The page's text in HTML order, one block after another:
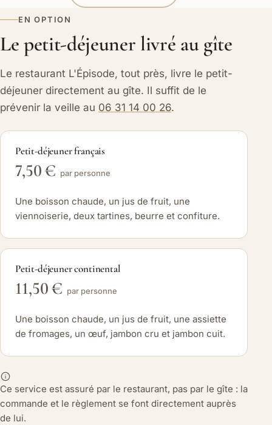
EN OPTION
Le petit-déjeuner livré au gîte
Le restaurant L'Épisode, tout près, livre le petit-
déjeuner directement au gîte. Il suffit de le
prévenir la veille au 06 31 14 00 26.
Petit-déjeuner français
7,50 € par personne
Une boisson chaude, un jus de fruit, une
viennoiserie, deux tartines, beurre et confiture.
Petit-déjeuner continental
11,50 € par personne
Une boisson chaude, un jus de fruit, une assiette
de fromages, un œuf, jambon cru et jambon cuit.
Ce service est assuré par le restaurant, pas par le gîte : la
commande et le règlement se font directement auprès
de lui.